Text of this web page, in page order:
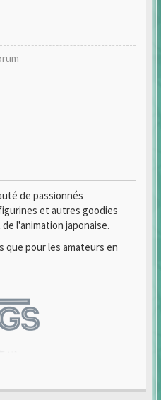
de passionnés
et autres goodies
l'animation japonaise.
que pour les amateurs en